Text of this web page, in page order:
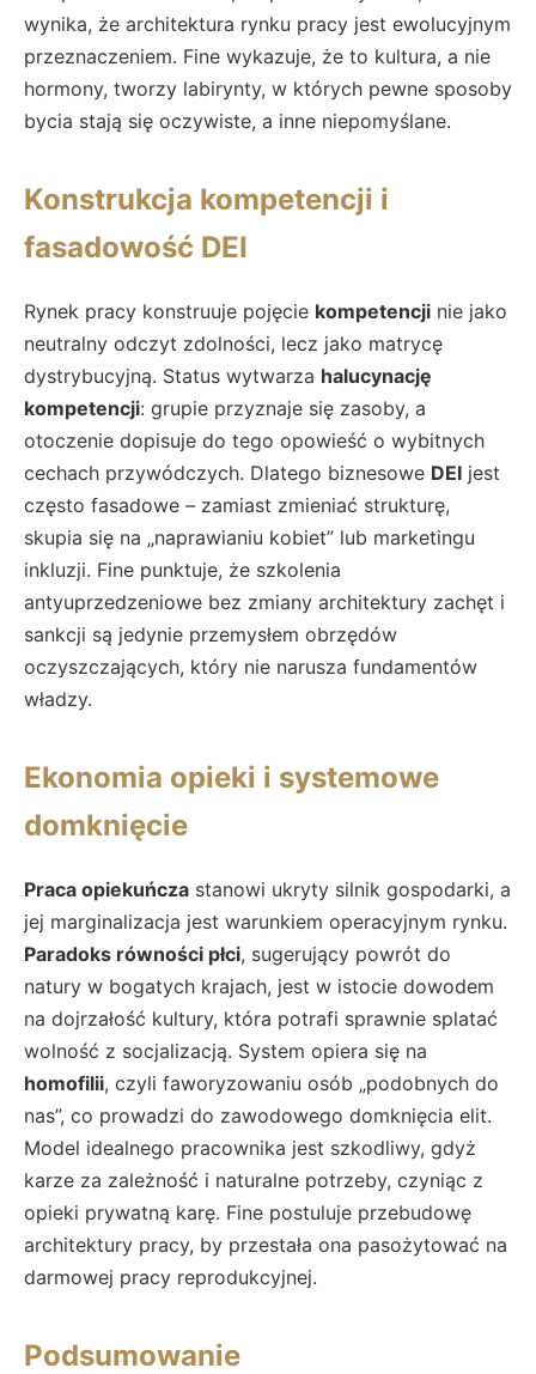
wynika, że architektura rynku pracy jest ewolucyjnym
przeznaczeniem. Fine wykazuje, że to kultura, a nie
hormony, tworzy labirynty, w których pewne sposoby
bycia stają się oczywiste, a inne niepomyślane.
Konstrukcja kompetencji i
fasadowość DEI
Rynek pracy konstruuje pojęcie kompetencji nie jako
neutralny odczyt zdolności, lecz jako matrycę
dystrybucyjną. Status wytwarza halucynację
kompetencji: grupie przyznaje się zasoby, a
otoczenie dopisuje do tego opowieść o wybitnych
cechach przywódczych. Dlatego biznesowe DEI jest
często fasadowe – zamiast zmieniać strukturę,
skupia się na „naprawianiu kobiet” lub marketingu
inkluzji. Fine punktuje, że szkolenia
antyuprzedzeniowe bez zmiany architektury zachęt i
sankcji są jedynie przemysłem obrzędów
oczyszczających, który nie narusza fundamentów
władzy.
Ekonomia opieki i systemowe
domknięcie
Praca opiekuńcza stanowi ukryty silnik gospodarki, a
jej marginalizacja jest warunkiem operacyjnym rynku.
Paradoks równości płci, sugerujący powrót do
natury w bogatych krajach, jest w istocie dowodem
na dojrzałość kultury, która potrafi sprawnie splatać
wolność z socjalizacją. System opiera się na
homofilii, czyli faworyzowaniu osób „podobnych do
nas”, co prowadzi do zawodowego domknięcia elit.
Model idealnego pracownika jest szkodliwy, gdyż
karze za zależność i naturalne potrzeby, czyniąc z
opieki prywatną karę. Fine postuluje przebudowę
architektury pracy, by przestała ona pasożytować na
darmowej pracy reprodukcyjnej.
Podsumowanie